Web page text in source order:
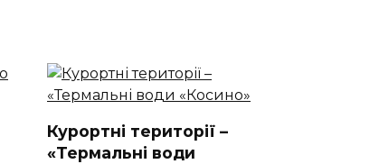
Курортні території –
«Термальні води